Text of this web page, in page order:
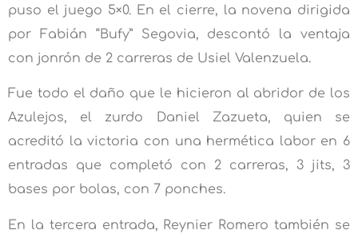
puso el juego 5×0. En el cierre, la novena dirigida
por Fabián “Bufy” Segovia, descontó la ventaja
con jonrón de 2 carreras de Usiel Valenzuela.
Fue todo el daño que le hicieron al abridor de los
Azulejos, el zurdo Daniel Zazueta, quien se
acreditó la victoria con una hermética labor en 6
entradas que completó con 2 carreras, 3 jits, 3
bases por bolas, con 7 ponches.
En la tercera entrada, Reynier Romero también se